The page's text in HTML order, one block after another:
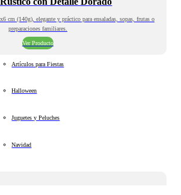
cm (140g), elegante y práctico para ensaladas, sopas, frutas o
preparaciones familiares.
Ver Producto
Artículos para Fiestas
Halloween
Juguetes y Peluches
Navidad